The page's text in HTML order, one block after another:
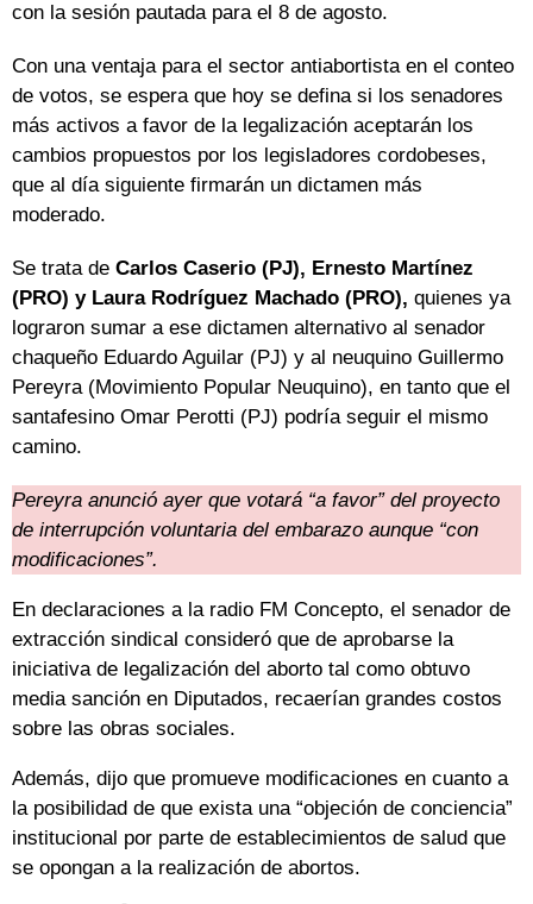
con la sesión pautada para el 8 de agosto.
Con una ventaja para el sector antiabortista en el conteo
de votos, se espera que hoy se defina si los senadores
más activos a favor de la legalización aceptarán los
cambios propuestos por los legisladores cordobeses,
que al día siguiente firmarán un dictamen más
moderado.
Se trata de Carlos Caserio (PJ), Ernesto Martínez
(PRO) y Laura Rodríguez Machado (PRO), quienes ya
lograron sumar a ese dictamen alternativo al senador
chaqueño Eduardo Aguilar (PJ) y al neuquino Guillermo
Pereyra (Movimiento Popular Neuquino), en tanto que el
santafesino Omar Perotti (PJ) podría seguir el mismo
camino.
Pereyra anunció ayer que votará “a favor” del proyecto
de interrupción voluntaria del embarazo aunque “con
modificaciones”.
En declaraciones a la radio FM Concepto, el senador de
extracción sindical consideró que de aprobarse la
iniciativa de legalización del aborto tal como obtuvo
media sanción en Diputados, recaerían grandes costos
sobre las obras sociales.
Además, dijo que promueve modificaciones en cuanto a
la posibilidad de que exista una “objeción de conciencia”
institucional por parte de establecimientos de salud que
se opongan a la realización de abortos.